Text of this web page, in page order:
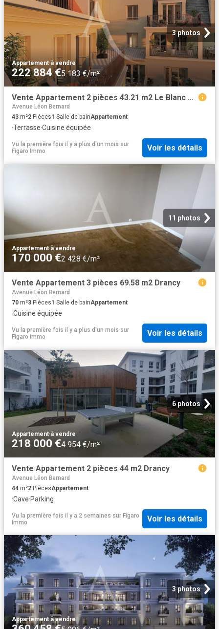
3 photos
Appartement·à vendre
222 884 €5 183 €/m²
Vente Appartement 2 pièces 43.21 m2 Le Blanc Mesnil
Avenue Léon Bernard
43 m²2 Pièces1 Salle de bainAppartement
·Terrasse·Cuisine équipée
Vu la première fois il y a plus d'un mois sur
Figaro Immo
Voir les détails
11 photos
Appartement·à vendre
170 000 €2 428 €/m²
Vente Appartement 3 pièces 69.58 m2 Drancy
Avenue Léon Bernard
70 m²3 Pièces1 Salle de bainAppartement
·Cuisine équipée
Vu la première fois il y a plus d'un mois sur
Figaro Immo
Voir les détails
6 photos
Appartement·à vendre
218 000 €4 954 €/m²
Vente Appartement 2 pièces 44 m2 Drancy
Avenue Léon Bernard
44 m²2 PiècesAppartement
·Cave·Parking
Vu la première fois il y a 2 semaines sur Figaro
Immo
Voir les détails
3 photos
Appartement·à vendre